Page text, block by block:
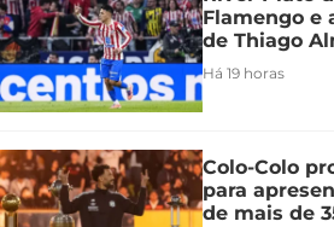
Flamengo e
de Thiago
Há 19 horas
Colo-Colo
para
de mais de